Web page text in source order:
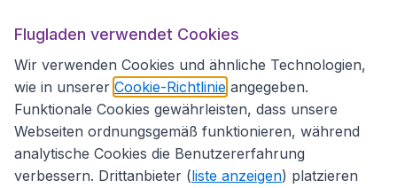
Flugladen.at
Internationale Webseiten
Flugladen verwendet Cookies
Wir verwenden Cookies und ähnliche Technologien,
wie in unserer Cookie-Richtlinie angegeben.
Funktionale Cookies gewährleisten, dass unsere
Webseiten ordnungsgemäß funktionieren, während
analytische Cookies die Benutzererfahrung
verbessern. Drittanbieter (liste anzeigen) platzieren